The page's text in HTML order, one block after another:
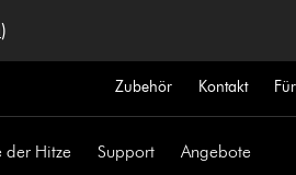
Zubehör Kontakt
der Hitze Support Angebote